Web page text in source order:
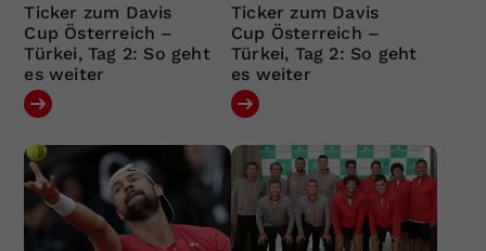
Ticker zum Davis
Cup Österreich –
Türkei, Tag 2: So geht
es weiter
Ticker zum Davis
Cup Österreich –
Türkei, Tag 2: So geht
es weiter